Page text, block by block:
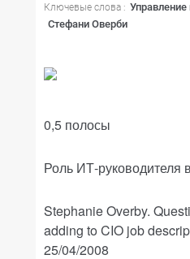
Ключевые слова :
Стефани Оверби
0,5 полосы
Роль ИТ-руководителя
Stephanie Overby.
adding to CIO job
25/04/2008